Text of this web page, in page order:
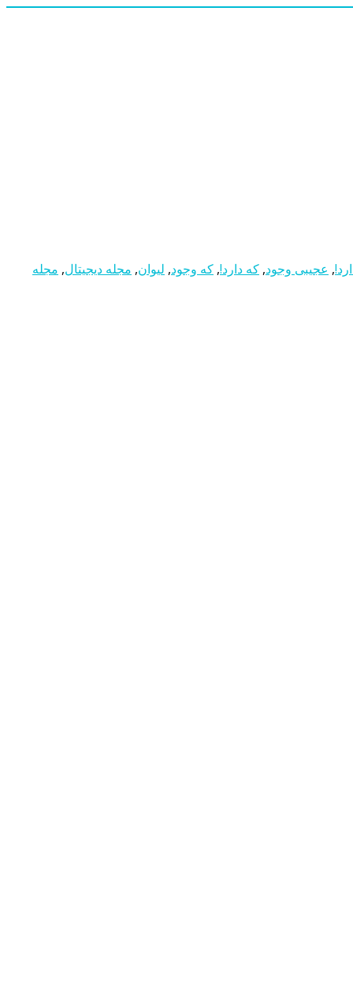
, عجیبی وجود, که دارد!, که وجود, لیوان, مجله دیجیتال, مجله